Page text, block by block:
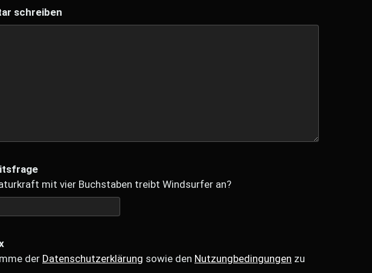
schreiben
mit vier Buchstaben treibt Windsurfer an?
der Datenschutzerklärung sowie den Nutzungbedingungen zu